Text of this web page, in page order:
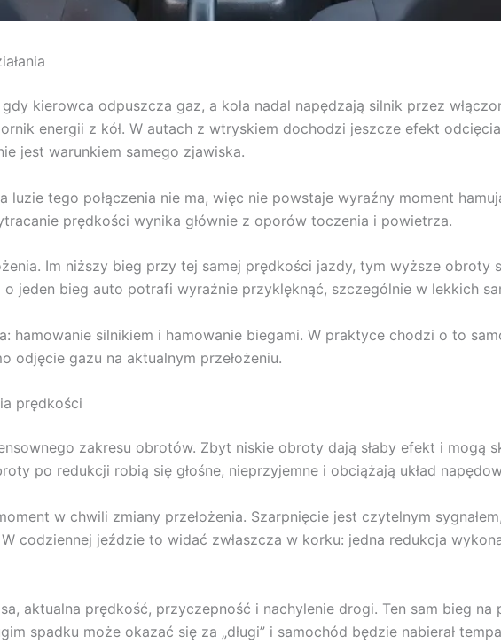
kierowca odpuszcza gaz, a koła nadal napędzają silnik przez
energii z kół. W autach z wtryskiem dochodzi jeszcze efekt
jest warunkiem samego zjawiska.
luzie tego połączenia nie ma, więc nie powstaje wyraźny moment
prędkości wynika głównie z oporów toczenia i powietrza.
Im niższy bieg przy tej samej prędkości jazdy, tym wyższe obroty
jeden bieg auto potrafi wyraźnie przyklęknąć, szczególnie w lekkich
hamowanie silnikiem i hamowanie biegami. W praktyce chodzi o to
odjęcie gazu na aktualnym przełożeniu.
prędkości
zakresu obrotów. Zbyt niskie obroty dają słaby efekt i mogą
po redukcji robią się głośne, nieprzyjemne i obciążają układ
w chwili zmiany przełożenia. Szarpnięcie jest czytelnym
codziennej jeździe to widać zwłaszcza w korku: jedna redukcja
aktualna prędkość, przyczepność i nachylenie drogi. Ten sam bieg na
spadku może okazać się za „długi” i samochód będzie nabierał